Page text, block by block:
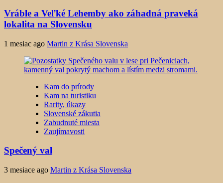
Vráble a Veľké Lehemby ako záhadná praveká
lokalita na Slovensku
1 mesiac ago Martin z Krása Slovenska
Kam do prírody
Kam na turistiku
Rarity, úkazy
Slovenské zákutia
Zabudnuté miesta
Zaujímavosti
Spečený val
3 mesiace ago Martin z Krása Slovenska